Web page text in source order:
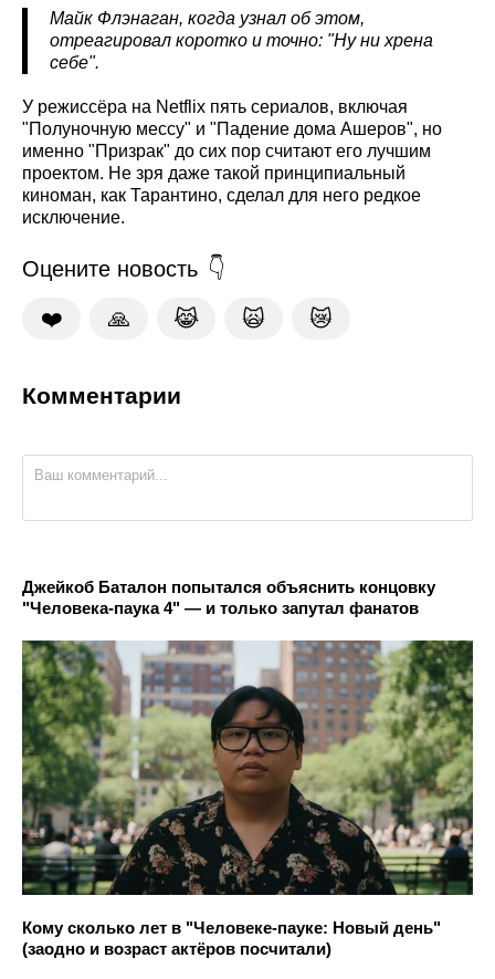
Майк Флэнаган, когда узнал об этом,
отреагировал коротко и точно: "Ну ни хрена
себе".
У режиссёра на Netflix пять сериалов, включая
"Полуночную мессу" и "Падение дома Ашеров", но
именно "Призрак" до сих пор считают его лучшим
проектом. Не зря даже такой принципиальный
киноман, как Тарантино, сделал для него редкое
исключение.
Оцените новость
❤️ 🙏 😹 🙀 😿
Комментарии
Джейкоб Баталон попытался объяснить концовку
"Человека-паука 4" — и только запутал фанатов
Кому сколько лет в "Человеке-пауке: Новый день"
(заодно и возраст актёров посчитали)